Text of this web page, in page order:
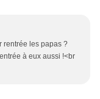
rentrée les papas ?
à eux aussi !<br